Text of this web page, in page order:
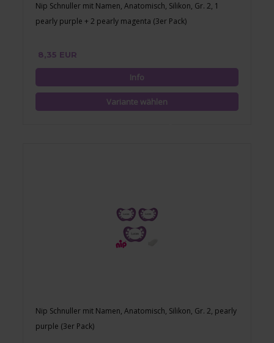
Nip Schnuller mit Namen, Anatomisch, Silikon, Gr. 2, 1
pearly purple + 2 pearly magenta (3er Pack)
8,35 EUR
Nip Schnuller mit Namen, Anatomisch, Silikon, Gr. 2, pearly
purple (3er Pack)